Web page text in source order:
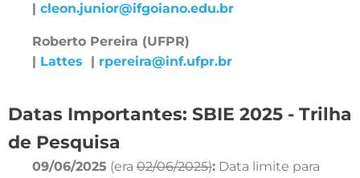
| cleon.junior@ifgoiano.edu.br
Roberto Pereira (UFPR)
| Lattes | rpereira@inf.ufpr.br
Datas Importantes: SBIE 2025 - Trilha
de Pesquisa
09/06/2025 (era 02/06/2025): Data limite para